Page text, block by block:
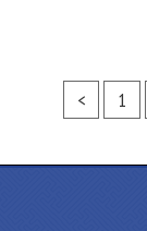
< 1